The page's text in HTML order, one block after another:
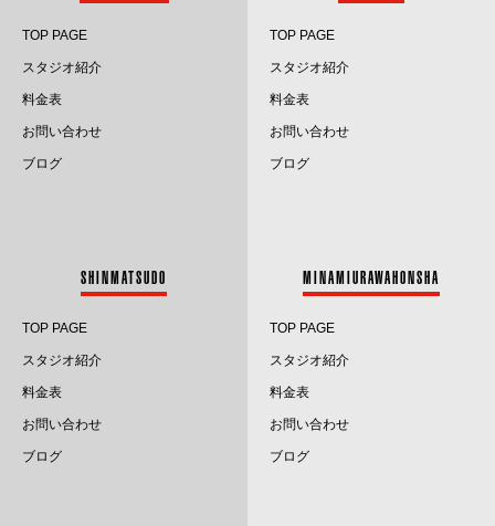
2025.3
2025.2
2025.1
2024.8
TOP PAGE
スタジオ紹介
料金表
お問い合わせ
ブログ
TOP PAGE
スタジオ紹介
料金表
お問い合わせ
ブログ
SHINMATSUDO
TOP PAGE
スタジオ紹介
料金表
お問い合わせ
ブログ
MINAMIURAWAHONSHA
TOP PAGE
スタジオ紹介
料金表
お問い合わせ
ブログ